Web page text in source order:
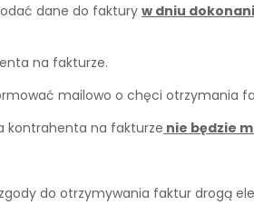
dane do faktury w dniu
na fakturze.
mailowo o chęci otrzymania
kontrahenta na fakturze nie będzie
do otrzymywania faktur drogą